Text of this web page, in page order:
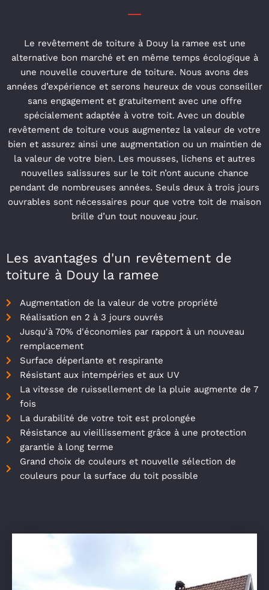
Le revêtement de toiture à Douy la ramee est une
alternative bon marché et en même temps écologique à
une nouvelle couverture de toiture. Nous avons des
années d’expérience et serons heureux de vous conseiller
sans engagement et gratuitement avec une offre
spécialement adaptée à votre toit. Avec un double
revêtement de toiture vous augmentez la valeur de votre
bien et assurez ainsi une augmentation ou un maintien de
la valeur de votre bien. Les mousses, lichens et autres
nouvelles salissures sur le toit n’ont aucune chance
pendant de nombreuses années. Seuls deux à trois jours
ouvrables sont nécessaires pour que votre toit de maison
brille d’un tout nouveau jour.
Les avantages d'un revêtement de
toiture à Douy la ramee
Augmentation de la valeur de votre propriété
Réalisation en 2 à 3 jours ouvrés
Jusqu'à 70% d'économies par rapport à un nouveau
remplacement
Surface déperlante et respirante
Résistant aux intempéries et aux UV
La vitesse de ruissellement de la pluie augmente de 7
fois
La durabilité de votre toit est prolongée
Résistance au vieillissement grâce à une protection
garantie à long terme
Grand choix de couleurs et nouvelle sélection de
couleurs pour la surface du toit possible